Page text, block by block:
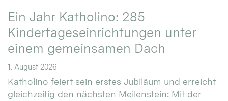
Ein Jahr Katholino: 285
Kindertageseinrichtungen unter
einem gemeinsamen Dach
1. August 2026
Katholino feiert sein erstes Jubiläum und erreicht
gleichzeitig den nächsten Meilenstein: Mit der